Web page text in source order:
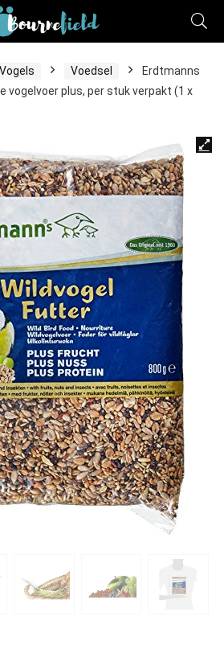
Vogels Voedsel
Erdtmanns
vogelvoer plus, per stuk verpakt (1 x